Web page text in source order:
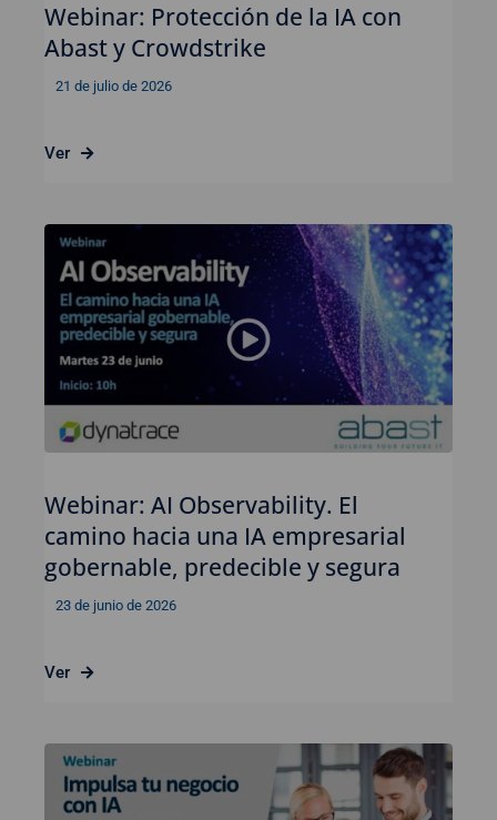
Webinar: Protección de la IA con
Abast y Crowdstrike
21 de julio de 2026
Ver
Webinar: AI Observability. El
camino hacia una IA empresarial
gobernable, predecible y segura
23 de junio de 2026
Ver